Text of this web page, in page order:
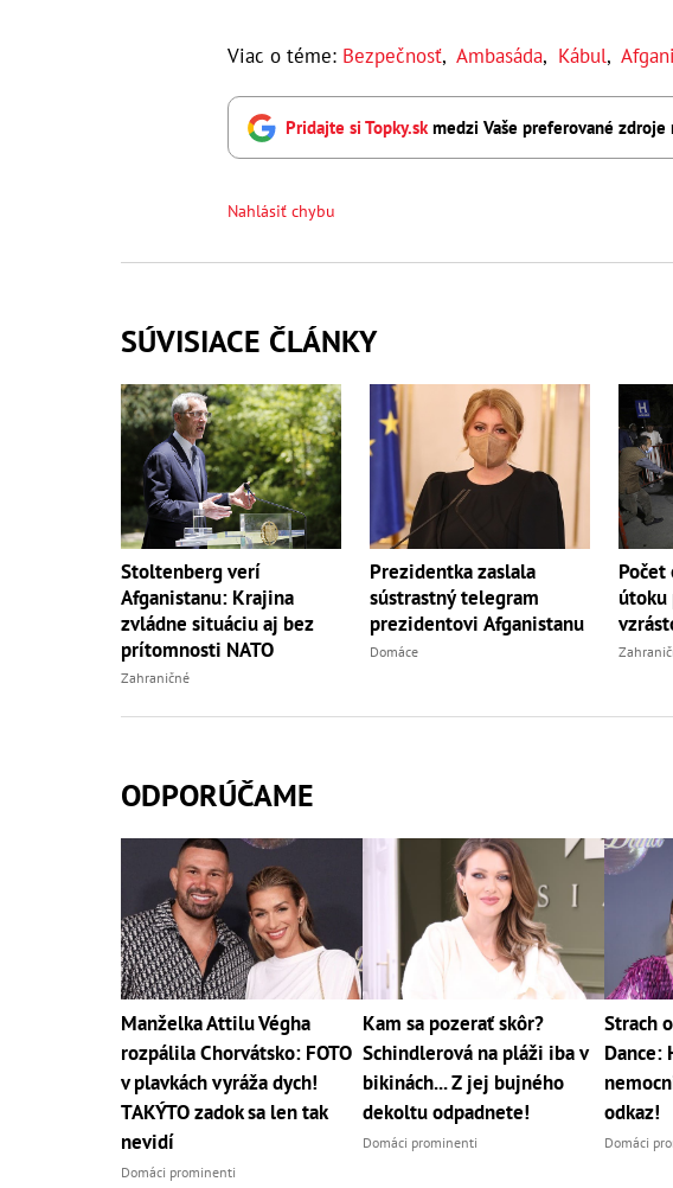
Viac o téme: Bezpečnosť, Ambasáda, Kábul,
Pridajte si Topky.sk medzi Vaše preferované zdroje
Nahlásiť chybu
SÚVISIACE ČLÁNKY
Stoltenberg verí
Afganistanu: Krajina
zvládne situáciu aj bez
prítomnosti NATO
Zahraničné
Prezidentka zaslala
sústrastný telegram
prezidentovi Afganistanu
Domáce
útoku
ODPORÚČAME
Manželka Attilu Végha
rozpálila Chorvátsko: FOTO
v plavkách vyráža dych!
TAKÝTO zadok sa len tak
nevidí
Domáci prominenti
Kam sa pozerať skôr?
Schindlerová na pláži iba v
bikinách... Z jej bujného
dekoltu odpadnete!
Domáci prominenti
Strach
Dance:
odkaz!
Domáci